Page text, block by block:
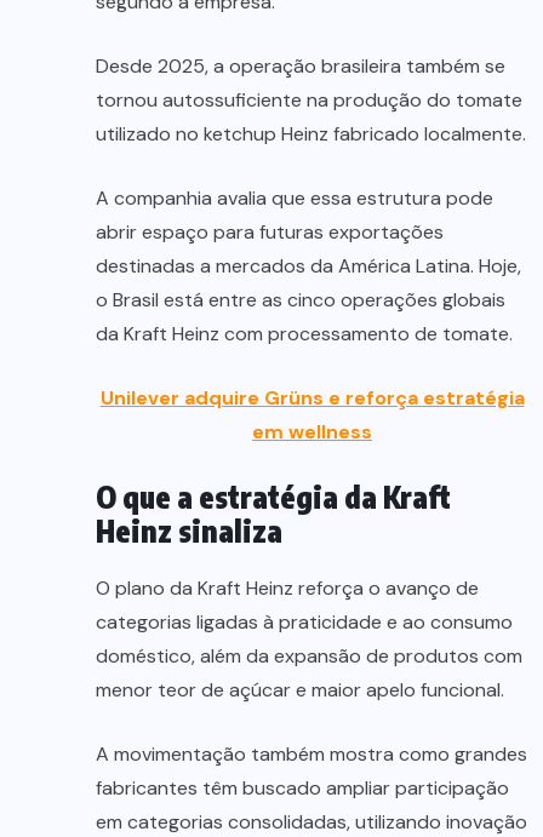
Desde 2025, a operação brasileira também se
tornou autossuficiente na produção do tomate
utilizado no ketchup Heinz fabricado localmente.
A companhia avalia que essa estrutura pode
abrir espaço para futuras exportações
destinadas a mercados da América Latina. Hoje,
o Brasil está entre as cinco operações globais
da Kraft Heinz com processamento de tomate.
Unilever adquire Grüns e reforça estratégia
em wellness
O que a estratégia da Kraft
Heinz sinaliza
O plano da Kraft Heinz reforça o avanço de
categorias ligadas à praticidade e ao consumo
doméstico, além da expansão de produtos com
menor teor de açúcar e maior apelo funcional.
A movimentação também mostra como grandes
fabricantes têm buscado ampliar participação
em categorias consolidadas, utilizando inovação